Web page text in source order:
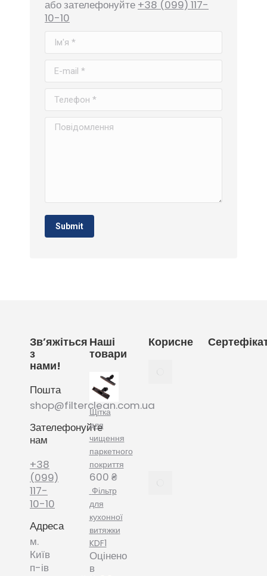
або зателефонуйте +38 (099) 117-
10-10
Ім'я *
E-mail *
Телефон *
Повідомлення
Submit
Зв’яжіться
з
нами!
Пошта
shop@filterclean.com.ua
Зателефонуйте
нам
+38
(099)
117-
10-10
Адреса
м.
Київ
п-ів
Наші
товари
Щітка
для
чищення
паркетного
покриття
600 ₴
Фільтр
для
кухонної
витяжки
KDF1
Оцінено
в
Корисне